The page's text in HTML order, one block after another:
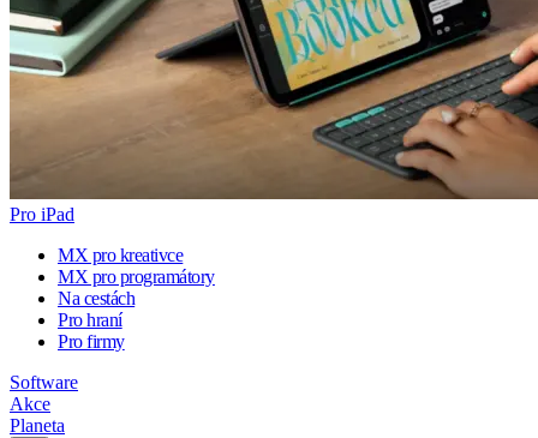
Pro iPad
MX pro kreativce
MX pro programátory
Na cestách
Pro hraní
Pro firmy
Software
Akce
Planeta